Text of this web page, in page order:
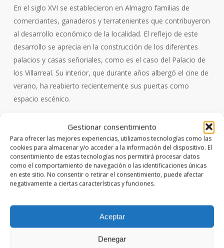
Gestionar consentimiento
Para ofrecer las mejores experiencias, utilizamos tecnologías como las
cookies para almacenar y/o acceder a la información del dispositivo. El
consentimiento de estas tecnologías nos permitirá procesar datos
como el comportamiento de navegación o las identificaciones únicas
en este sitio. No consentir o retirar el consentimiento, puede afectar
negativamente a ciertas características y funciones.
Aceptar
Denegar
En el siglo XVI se establecieron en Almagro familias de
comerciantes, ganaderos y terratenientes que contribuyeron
al desarrollo económico de la localidad. El reflejo de este
desarrollo se aprecia en la construcción de los diferentes
palacios y casas señoriales, como es el caso del Palacio de
los Villarreal. Su interior, que durante años albergó el cine de
verano, ha reabierto recientemente sus puertas como
espacio escénico.
Fue en 2018 con el estreno absoluto deFray Luis de León
,
una selección de textos dirigidos e interpretados por Emilio
Gutiérrez Caba. Teatro, música y danza dejan ver lo mejor
de nuestro Siglo de Oro, todas las noches del mes de julio,
bajo el paraguas de las estrellas.